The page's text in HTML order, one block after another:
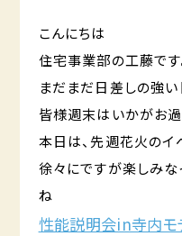
こんにちは
住宅事業部の工藤です
まだまだ日差しの強い
皆様週末はいかがお過
本日は、先週花火のイ
徐々にですが楽しみな
ね
性能説明会in寺内モ